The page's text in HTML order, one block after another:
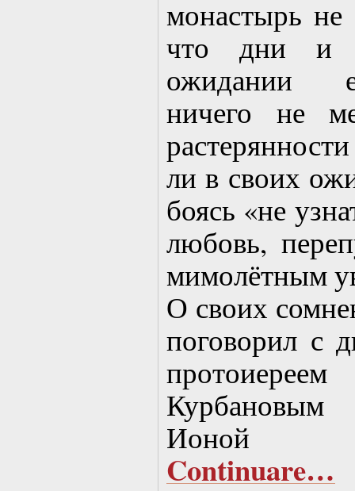
монастырь не
что дни и
ожидании
ничего не
ли в своих
боясь «не
любовь,
мимолётным
О своих
поговорил с
Ионой
Continuare…